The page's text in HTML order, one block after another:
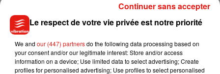
Musique
7 août 2026
Julien Lieb s’essaye à la vie de chatelain
dans son nouveau clip
Le respect de votre vie privée est notre priorité
We and our (447) partnersdo the following data processing based on
your consent and/or our legitimate interest: Store and/or access
information on a device; Use limited data to select advertising; Create
profiles for personalised advertising; Use profiles to select personalised
Continuer sans accepter